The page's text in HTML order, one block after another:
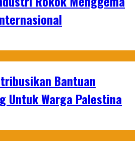
Bantuan
Untuk Warga Palestina